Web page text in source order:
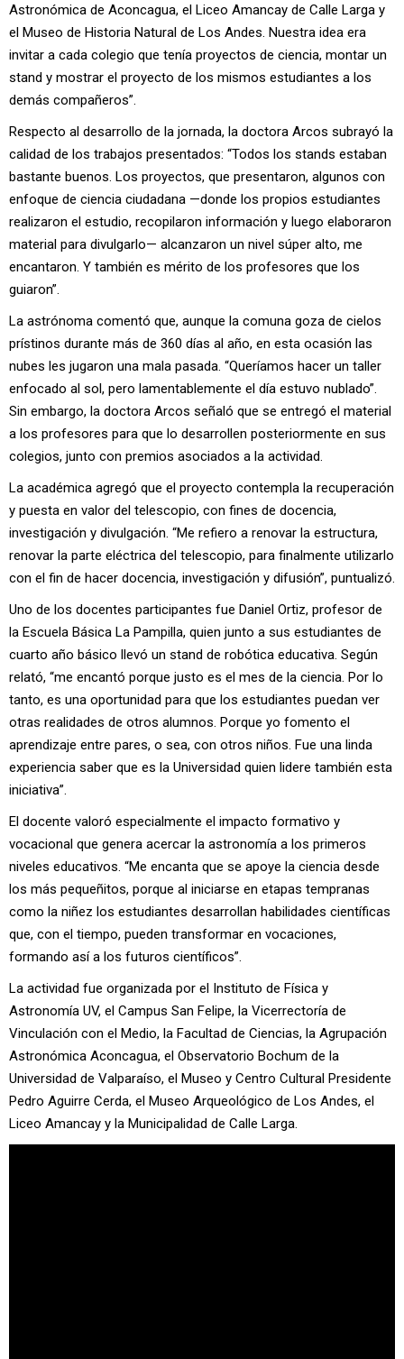
Astronómica de Aconcagua, el Liceo Amancay de Calle Larga y
el Museo de Historia Natural de Los Andes. Nuestra idea era
invitar a cada colegio que tenía proyectos de ciencia, montar un
stand y mostrar el proyecto de los mismos estudiantes a los
demás compañeros”.
Respecto al desarrollo de la jornada, la doctora Arcos subrayó la
calidad de los trabajos presentados: “Todos los stands estaban
bastante buenos. Los proyectos, que presentaron, algunos con
enfoque de ciencia ciudadana —donde los propios estudiantes
realizaron el estudio, recopilaron información y luego elaboraron
material para divulgarlo— alcanzaron un nivel súper alto, me
encantaron. Y también es mérito de los profesores que los
guiaron”.
La astrónoma comentó que, aunque la comuna goza de cielos
prístinos durante más de 360 días al año, en esta ocasión las
nubes les jugaron una mala pasada. “Queríamos hacer un taller
enfocado al sol, pero lamentablemente el día estuvo nublado”.
Sin embargo, la doctora Arcos señaló que se entregó el material
a los profesores para que lo desarrollen posteriormente en sus
colegios, junto con premios asociados a la actividad.
La académica agregó que el proyecto contempla la recuperación
y puesta en valor del telescopio, con fines de docencia,
investigación y divulgación. “Me refiero a renovar la estructura,
renovar la parte eléctrica del telescopio, para finalmente utilizarlo
con el fin de hacer docencia, investigación y difusión”, puntualizó.
Uno de los docentes participantes fue Daniel Ortiz, profesor de
la Escuela Básica La Pampilla, quien junto a sus estudiantes de
cuarto año básico llevó un stand de robótica educativa. Según
relató, “me encantó porque justo es el mes de la ciencia. Por lo
tanto, es una oportunidad para que los estudiantes puedan ver
otras realidades de otros alumnos. Porque yo fomento el
aprendizaje entre pares, o sea, con otros niños. Fue una linda
experiencia saber que es la Universidad quien lidere también esta
iniciativa”.
El docente valoró especialmente el impacto formativo y
vocacional que genera acercar la astronomía a los primeros
niveles educativos. “Me encanta que se apoye la ciencia desde
los más pequeñitos, porque al iniciarse en etapas tempranas
como la niñez los estudiantes desarrollan habilidades científicas
que, con el tiempo, pueden transformar en vocaciones,
formando así a los futuros científicos”.
La actividad fue organizada por el Instituto de Física y
Astronomía UV, el Campus San Felipe, la Vicerrectoría de
Vinculación con el Medio, la Facultad de Ciencias, la Agrupación
Astronómica Aconcagua, el Observatorio Bochum de la
Universidad de Valparaíso, el Museo y Centro Cultural Presidente
Pedro Aguirre Cerda, el Museo Arqueológico de Los Andes, el
Liceo Amancay y la Municipalidad de Calle Larga.